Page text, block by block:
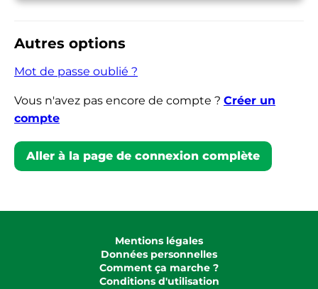
Autres options
Mot de passe oublié ?
Vous n'avez pas encore de compte ? Créer un
compte
Aller à la page de connexion complète
Mentions légales
Données personnelles
Comment ça marche ?
Conditions d'utilisation